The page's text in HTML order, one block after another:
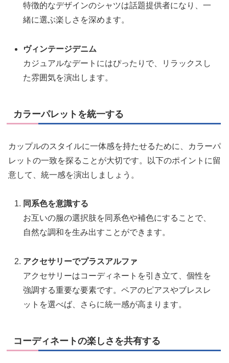
特徴的なデザインのシャツは話題提供者になり、一
緒に選ぶ楽しさを深めます。
ヴィンテージデニム
カジュアルなデートにはぴったりで、リラックスし
た雰囲気を演出します。
カラーパレットを統一する
カップルのスタイルに一体感を持たせるために、カラーパ
レットの一致を探ることが大切です。以下のポイントに留
意して、統一感を演出しましょう。
同系色を意識する
お互いの服の選択肢を同系色や補色にすることで、
自然な調和を生み出すことができます。
アクセサリーでプラスアルファ
アクセサリーはコーディネートを引き立て、個性を
強調する重要な要素です。ペアのピアスやブレスレ
ットを選べば、さらに統一感が高まります。
コーディネートの楽しさを共有する